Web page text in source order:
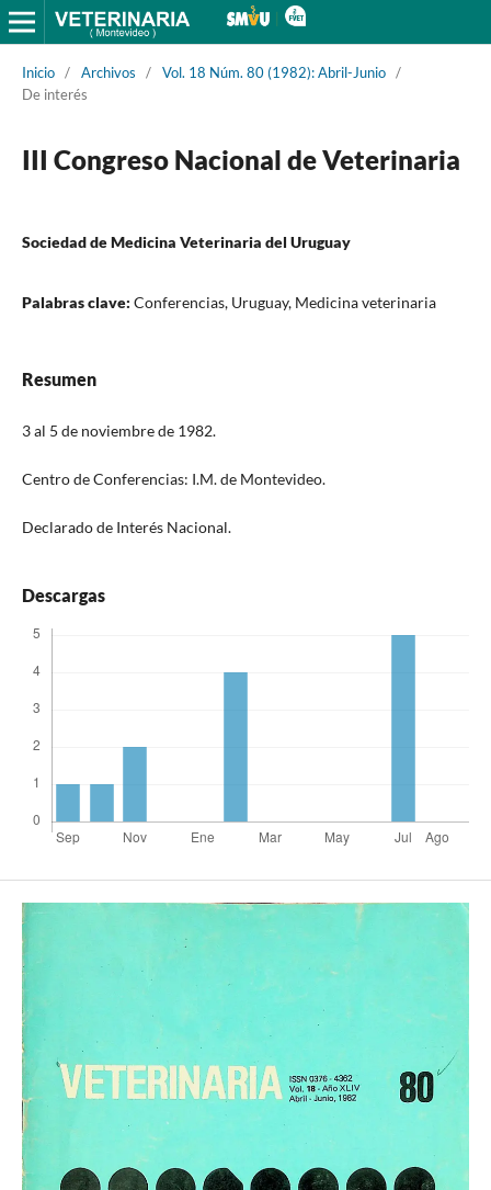
Inicio / Archivos / Vol. 18 Núm. 80 (1982): Abril-Junio /
De interés
III Congreso Nacional de Veterinaria
Sociedad de Medicina Veterinaria del Uruguay
Palabras clave: Conferencias, Uruguay, Medicina veterinaria
Resumen
3 al 5 de noviembre de 1982.
Centro de Conferencias: I.M. de Montevideo.
Declarado de Interés Nacional.
Descargas